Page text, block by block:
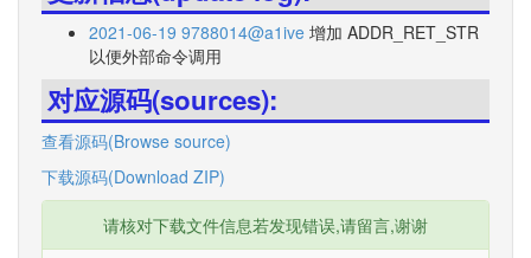
2021-06-19 9788014@a1ive 增加 ADDR_RET_STR
以便外部命令调用
对应源码(sources):
查看源码(Browse source)
下载源码(Download ZIP)
请核对下载文件信息若发现错误,请留言,谢谢